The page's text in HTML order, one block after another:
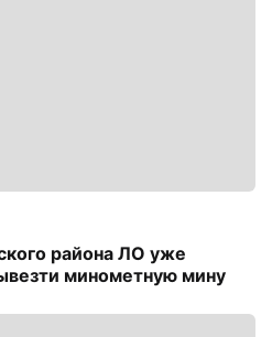
района ЛО уже
минометную мину